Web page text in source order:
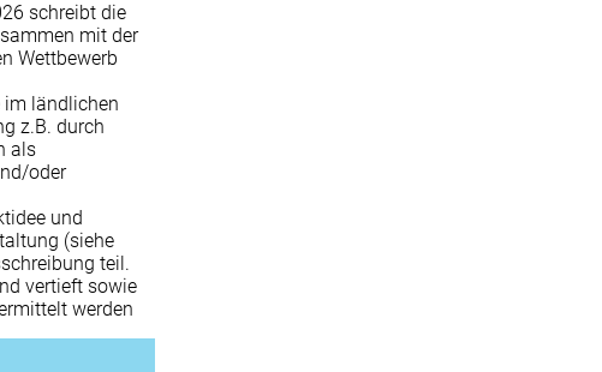
schreibt die
mit der
Wettbewerb
im ländlichen
z.B. durch
als
oder
und
(siehe
teil.
vertieft sowie
werden